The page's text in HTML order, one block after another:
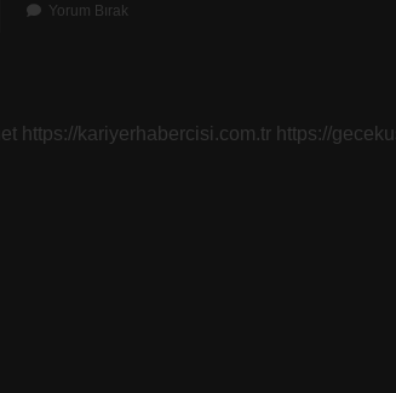
Yorum Bırak
https://kariyerhabercisi.com.tr https://